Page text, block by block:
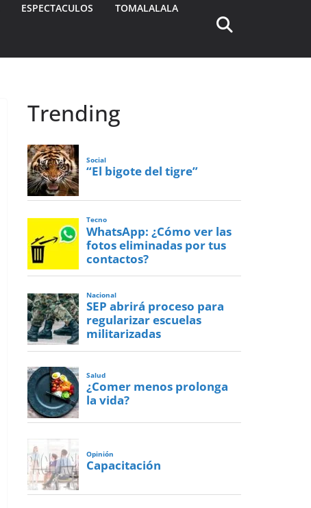
ESPECTACULOS TOMALALALA
Trending
Social
“El bigote del tigre”
Tecno
WhatsApp: ¿Cómo ver las
fotos eliminadas por tus
contactos?
Nacional
SEP abrirá proceso para
regularizar escuelas
militarizadas
Salud
¿Comer menos prolonga
la vida?
Opinión
Capacitación